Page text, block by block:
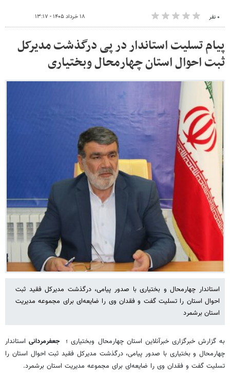
۰ نفر ۱۸ خرداد ۱۴۰۵ - ۱۳:۱۷
پیام تسلیت استاندار در پی درگذشت مدیرکل
ثبت احوال استان چهارمحال وبختیاری
استاندار چهارمحال و بختیاری با صدور پیامی، درگذشت مدیرکل فقید ثبت
احوال استان را تسلیت گفت و فقدان وی را ضایعه‌ای برای مجموعه مدیریت
استان برشمرد
به گزارش خبرگزاری خبرآنلاین استان چهارمحال وبختیاری ؛جعفرمردانیاستاندار
چهارمحال و بختیاری با صدور پیامی، درگذشت مدیرکل فقید ثبت احوال استان را
تسلیت گفت و فقدان وی را ضایعه‌ای برای مجموعه مدیریت استان برشمرد.